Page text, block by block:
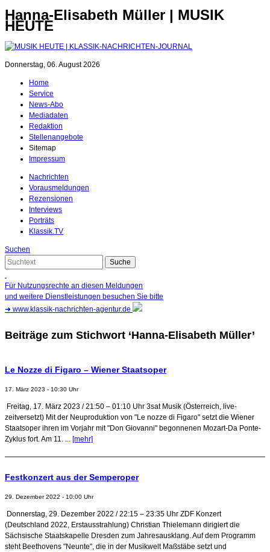
Hanna-Elisabeth Müller | MUSIK
HEUTE
Donnerstag, 06. August 2026
Home
Service
News-Abo
Mediadaten
Redaktion
Stellenangebote
Sitemap
Impressum
Nachrichten
Vorausmeldungen
Rezensionen
Interviews
Porträts
Klassik.TV
Suchen
Für Nutzungsrechte an diesen Meldungen
und weitere Dienstleistungen besuchen Sie bitte
➜ www.klassik-nachrichten-agentur.de
Beiträge zum Stichwort ‘Hanna-Elisabeth Müller’
Le Nozze di Figaro – Wiener Staatsoper
17. März 2023 - 10:30 Uhr
Freitag, 17. März 2023 / 21:50 – 01:10 Uhr 3sat Musik (Österreich, live-
zeitversetzt) Mit der Neuproduktion von "Le nozze di Figaro" setzt die Wiener
Staatsoper ihren im Vorjahr mit "Don Giovanni" begonnenen Mozart-Da Ponte-
Zyklus fort. Am 11. ... [mehr]
Festkonzert aus der Semperoper
29. Dezember 2022 - 10:00 Uhr
Donnerstag, 29. Dezember 2022 / 22:15 – 23:35 Uhr ZDF Konzert
(Deutschland 2022, Erstausstrahlung) Christian Thielemann dirigiert die
Sächsische Staatskapelle Dresden zum Jahresausklang. Auf dem Programm
steht Beethovens "Neunte", die in der Musikwelt Maßstäbe setzt und